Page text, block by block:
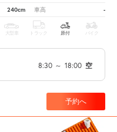
240cm 車高 -
大型車 トラック 原付 バイク
8:30 ～ 18:00 空
予約へ